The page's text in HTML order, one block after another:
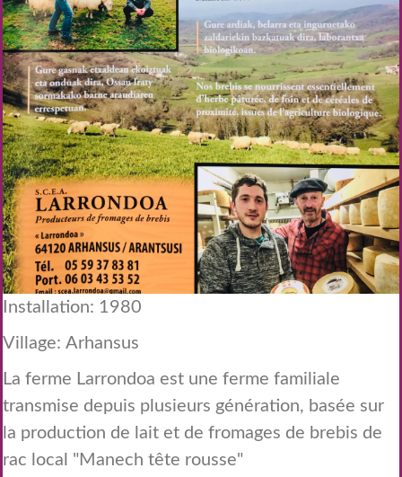
Installation: 1980
Village: Arhansus
La ferme Larrondoa est une ferme familiale
transmise depuis plusieurs génération, basée sur
la production de lait et de fromages de brebis de
rac local "Manech tête rousse"